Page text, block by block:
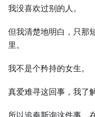
我没喜欢过别的人。
但我清楚地明白，只那
里。
我不是个矜持的女生。
真爱难寻这回事，我了